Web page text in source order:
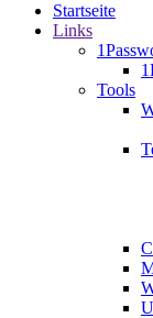
Startseite
Links
Tools